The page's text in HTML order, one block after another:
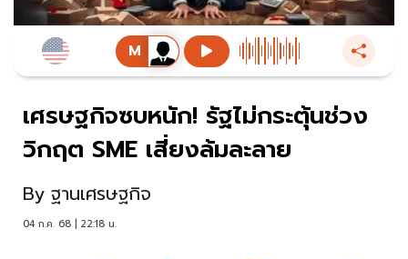
เศรษฐกิจซบหนัก! รัฐไม่กระตุ้นช่วง
วิกฤต SME เสี่ยงล้มละลาย
By ฐานเศรษฐกิจ
04 ก.ค. 68 | 22:18 น.